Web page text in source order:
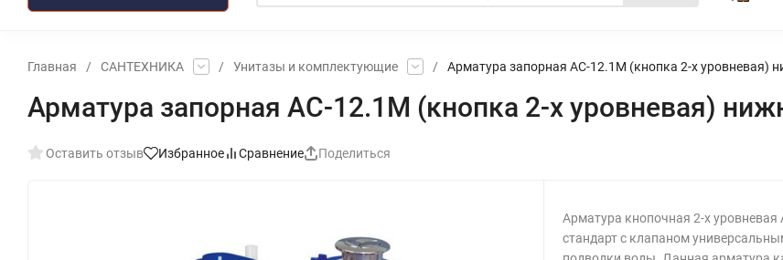
Главная / САНТЕХНИКА / Унитазы и комплектующие / Арматура запорная АС-12.1М (кнопка 2-х уровневая)
Арматура запорная АС-12.1М (кнопка 2-х уровневая)
Оставить отзыв Избранное Сравнение Поделиться
Арматура кнопочная 2-х уровневая
стандарт с клапаном